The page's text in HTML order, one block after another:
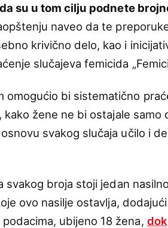
su u tom cilju podnete
naveo da te
krivično delo, kao i
slučajeva femicida
omogućio bi sistematično
žene ne bi ostajale
svakog slučaja učilo i
svakog broja stoji jedan
ovo nasilje ostavlja,
ubijeno 18 žena, dok